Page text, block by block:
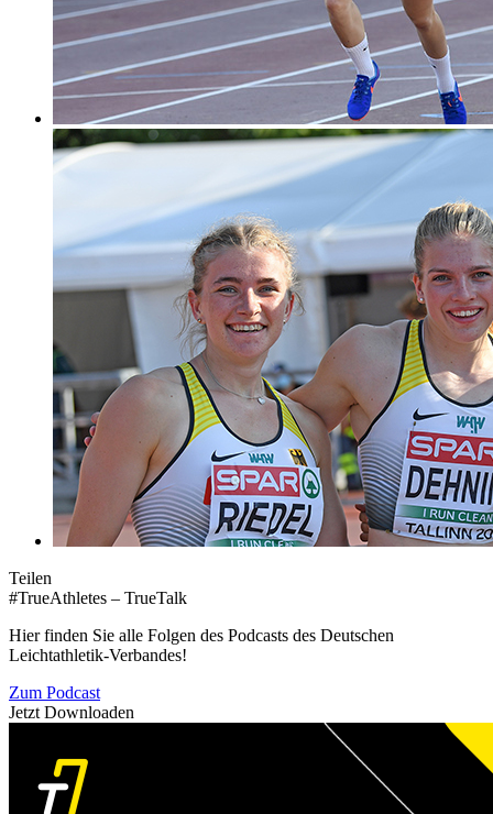
Teilen
#TrueAthletes – TrueTalk
Hier finden Sie alle Folgen des Podcasts des Deutschen
Leichtathletik-Verbandes!
Zum Podcast
Jetzt Downloaden